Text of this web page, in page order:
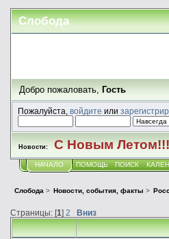
Слобода
Добро пожаловать,Гость
Пожалуйста, войдите или
Новости: С Новым Летом!!!
НАЧАЛО ПОМОЩЬ ПОИСК
Слобода > Новости, события, факты >
Страницы: [1] 2
Вниз